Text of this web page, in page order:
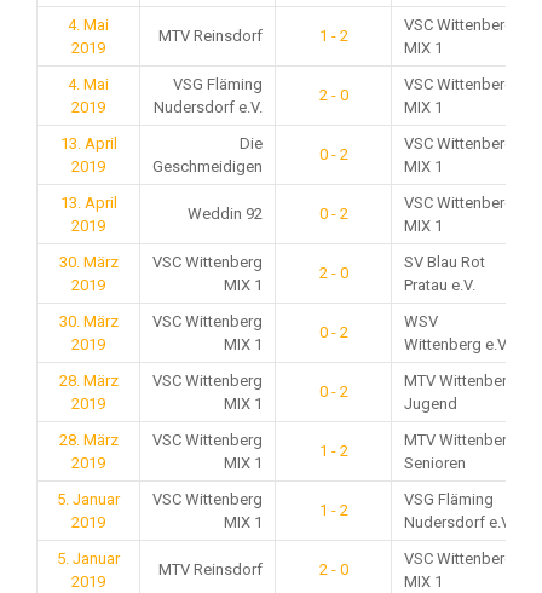
4. Mai
2019
MTV Reinsdorf 1 - 2
VSC Wittenberg
MIX 1
4. Mai
2019
VSG Fläming
Nudersdorf e.V.
2 - 0
VSC Wittenberg
MIX 1
13. April
2019
Die
Geschmeidigen
0 - 2
VSC Wittenberg
MIX 1
13. April
2019
Weddin 92 0 - 2
VSC Wittenberg
MIX 1
30. März
2019
VSC Wittenberg
MIX 1
2 - 0
SV Blau Rot
Pratau e.V.
30. März
2019
VSC Wittenberg
MIX 1
0 - 2
WSV
Wittenberg e.V.
28. März
2019
VSC Wittenberg
MIX 1
0 - 2
MTV Wittenberg
Jugend
28. März
2019
VSC Wittenberg
MIX 1
1 - 2
MTV Wittenberg
Senioren
5. Januar
2019
VSC Wittenberg
MIX 1
1 - 2
VSG Fläming
Nudersdorf e.V.
5. Januar
2019
MTV Reinsdorf 2 - 0
VSC Wittenberg
MIX 1